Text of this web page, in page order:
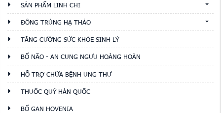
SẢN PHẨM LINH CHI
ĐÔNG TRÙNG HẠ THẢO
TĂNG CƯỜNG SỨC KHỎE SINH LÝ
BỔ NÃO - AN CUNG NGƯU HOÀNG HOÀN
HỖ TRỢ CHỮA BỆNH UNG THƯ
THUỐC QUÝ HÀN QUỐC
BỔ GAN HOVENIA